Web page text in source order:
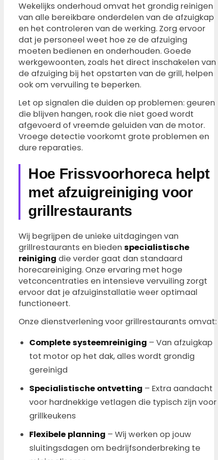
Wekelijks onderhoud omvat het grondig reinigen
van alle bereikbare onderdelen van de afzuigkap
en het controleren van de werking. Zorg ervoor
dat je personeel weet hoe ze de afzuiging
moeten bedienen en onderhouden. Goede
werkgewoonten, zoals het direct inschakelen van
de afzuiging bij het opstarten van de grill, helpen
ook om vervuiling te beperken.
Let op signalen die duiden op problemen: geuren
die blijven hangen, rook die niet goed wordt
afgevoerd of vreemde geluiden van de motor.
Vroege detectie voorkomt grote problemen en
dure reparaties.
Hoe Frissvoorhoreca helpt
met afzuigreiniging voor
grillrestaurants
Wij begrijpen de unieke uitdagingen van
grillrestaurants en bieden specialistische
reiniging die verder gaat dan standaard
horecareiniging. Onze ervaring met hoge
vetconcentraties en intensieve vervuiling zorgt
ervoor dat je afzuiginstallatie weer optimaal
functioneert.
Onze dienstverlening voor grillrestaurants omvat:
Complete systeemreiniging – Van afzuigkap
tot motor op het dak, alles wordt grondig
gereinigd
Specialistische ontvetting – Extra aandacht
voor hardnekkige vetlagen die typisch zijn voor
grillkeukens
Flexibele planning – Wij werken op jouw
sluitingsdagen om bedrijfsonderbreking te